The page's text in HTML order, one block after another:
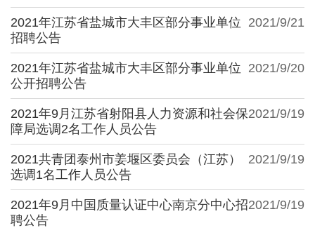
2021/9/21
2021年江苏省盐城市大丰区部分事业单位
招聘公告
2021/9/20
2021年江苏省盐城市大丰区部分事业单位
公开招聘公告
2021/9/19
2021年9月江苏省射阳县人力资源和社会保
障局选调2名工作人员公告
2021/9/19
2021共青团泰州市姜堰区委员会（江苏）
选调1名工作人员公告
2021/9/19
2021年9月中国质量认证中心南京分中心招
聘公告